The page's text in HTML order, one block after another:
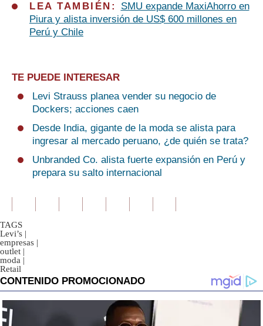
LEA TAMBIÉN: SMU expande MaxiAhorro en
Piura y alista inversión de US$ 600 millones en
Perú y Chile
TE PUEDE INTERESAR
Levi Strauss planea vender su negocio de
Dockers; acciones caen
Desde India, gigante de la moda se alista para
ingresar al mercado peruano, ¿de quién se trata?
Unbranded Co. alista fuerte expansión en Perú y
prepara su salto internacional
TAGS
Levi’s |
empresas |
outlet |
moda |
Retail